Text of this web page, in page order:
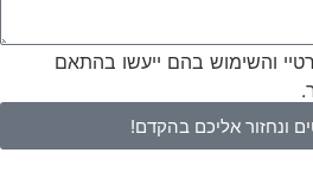
והשימוש בהם ייעשו בהתאם
ונחזור אליכם בהקדם!